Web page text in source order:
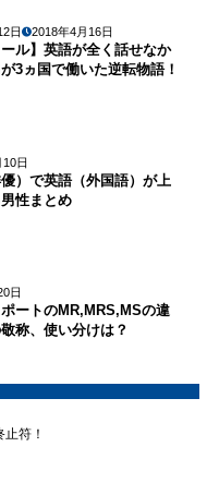
日 2018年4月16日
ル】英語が全く話せなか
3ヵ国で働いた逆転物語！
日
）で英語（外国語）が上
性まとめ
日
ートのMR,MRS,MSの違
称、使い分けは？
符！